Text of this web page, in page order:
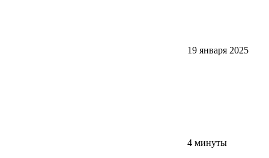
19 января 2025
4 минуты